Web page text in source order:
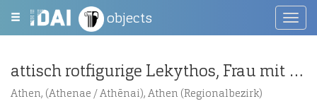
objects
attisch rotfigurige Lekythos, Frau mit Wollrocken (?) auf einem Klismos
Athen, (Athenae / Athēnai), Athen (Regionalbezirk)